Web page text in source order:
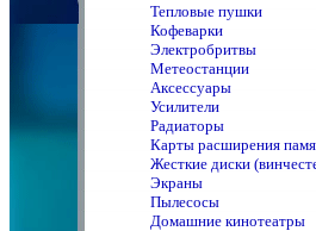
Тепловые пушки
Кофеварки
Электробритвы
Метеостанции
Аксессуары
Усилители
Радиаторы
Карты расширения
Жесткие диски
Экраны
Пылесосы
Домашние кинотеатры